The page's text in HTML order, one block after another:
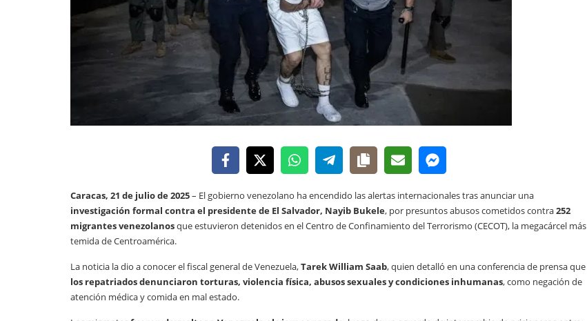
Caracas, 21 de julio de 2025– El gobierno venezolano ha encendido las alertas internacionales tras anunciar una
investigación formal contra el presidente de El Salvador, Nayib Bukele, por presuntos abusos cometidos contra252
migrantes venezolanosque estuvieron detenidos en el Centro de Confinamiento del Terrorismo (CECOT), la megacárcel más
temida de Centroamérica.
La noticia la dio a conocer el fiscal general de Venezuela,Tarek William Saab, quien detalló en una conferencia de prensa que
los repatriados denunciaron torturas, violencia física, abusos sexuales y condiciones inhumanas, como negación de
atención médica y comida en mal estado.